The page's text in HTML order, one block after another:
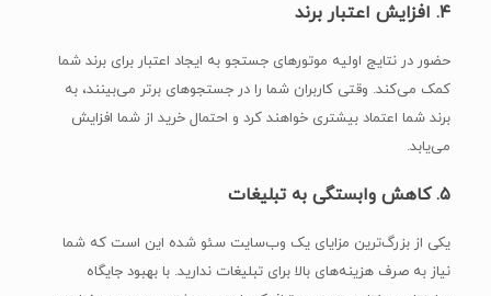
۴. افزایش اعتبار برند
حضور در نتایج اولیه موتورهای جستجو به ایجاد اعتبار برای برند شما
کمک می‌کند. وقتی کاربران شما را در جستجوهای برتر می‌بینند، به
برند شما اعتماد بیشتری خواهند کرد و احتمال خرید از شما افزایش
می‌یابد.
۵. کاهش وابستگی به تبلیغات
یکی از بزرگ‌ترین مزایای یک وب‌سایت سئو شده این است که شما
نیاز به صرف هزینه‌های بالا برای تبلیغات ندارید. با بهبود جایگاه